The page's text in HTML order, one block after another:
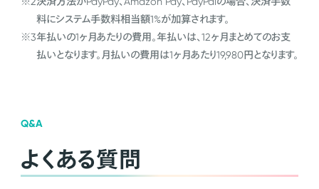
料にシステム手数料相当額1%が加算されます。
※3年払いの1ヶ月あたりの費用。年払いは、12ヶ月まとめてのお支
払いとなります。月払いの費用は1ヶ月あたり19,980円となります。
Q&A
よくある質問